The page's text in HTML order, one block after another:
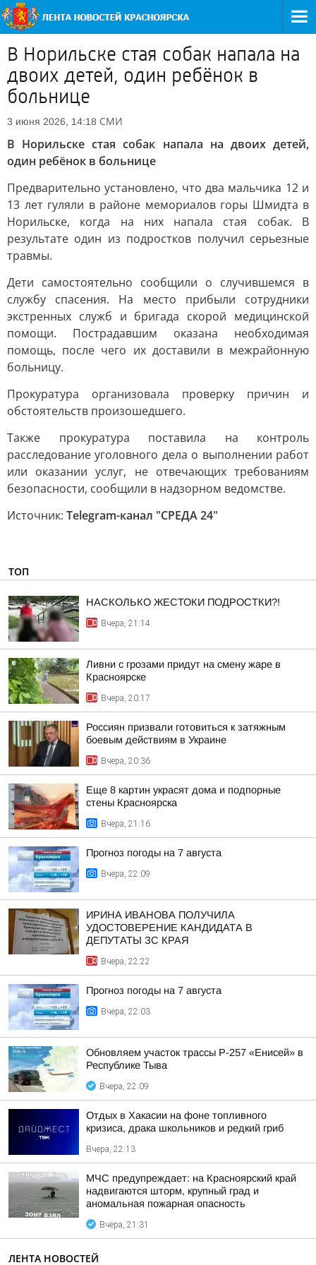
В Норильске стая собак напала на
двоих детей, один ребёнок в
больнице
3 июня 2026, 14:18 СМИ
В Норильске стая собак напала на двоих детей,
один ребёнок в больнице
Предварительно установлено, что два мальчика 12 и
13 лет гуляли в районе мемориалов горы Шмидта в
Норильске, когда на них напала стая собак. В
результате один из подростков получил серьезные
травмы.
Дети самостоятельно сообщили о случившемся в
службу спасения. На место прибыли сотрудники
экстренных служб и бригада скорой медицинской
помощи. Пострадавшим оказана необходимая
помощь, после чего их доставили в межрайонную
больницу.
Прокуратура организовала проверку причин и
обстоятельств произошедшего.
Также прокуратура поставила на контроль
расследование уголовного дела о выполнении работ
или оказании услуг, не отвечающих требованиям
безопасности, сообщили в надзорном ведомстве.
Источник: Telegram-канал "СРЕДА 24"
ТОП
НАСКОЛЬКО ЖЕСТОКИ ПОДРОСТКИ?!
Вчера, 21:14
Ливни с грозами придут на смену жаре в
Красноярске
Вчера, 20:17
Россиян призвали готовиться к затяжным
боевым действиям в Украине
Вчера, 20:36
Еще 8 картин украсят дома и подпорные
стены Красноярска
Вчера, 21:16
Прогноз погоды на 7 августа
Вчера, 22:09
ИРИНА ИВАНОВА ПОЛУЧИЛА
УДОСТОВЕРЕНИЕ КАНДИДАТА В
ДЕПУТАТЫ ЗС КРАЯ
Вчера, 22:22
Прогноз погоды на 7 августа
Вчера, 22:03
Обновляем участок трассы Р-257 «Енисей» в
Республике Тыва
Вчера, 22:09
Отдых в Хакасии на фоне топливного
кризиса, драка школьников и редкий гриб
Вчера, 22:13
МЧС предупреждает: на Красноярский край
надвигаются шторм, крупный град и
аномальная пожарная опасность
Вчера, 21:31
ЛЕНТА НОВОСТЕЙ